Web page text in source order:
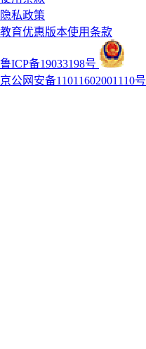
隐私政策
教育优惠版本使用条款
鲁ICP备19033198号
京公网安备11011602001110号